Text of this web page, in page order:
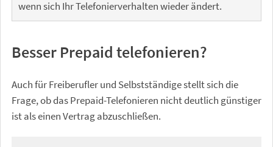
wenn sich Ihr Telefonierverhalten wieder ändert.
Besser Prepaid telefonieren?
Auch für Freiberufler und Selbstständige stellt sich die
Frage, ob das Prepaid-Telefonieren nicht deutlich günstiger
ist als einen Vertrag abzuschließen.